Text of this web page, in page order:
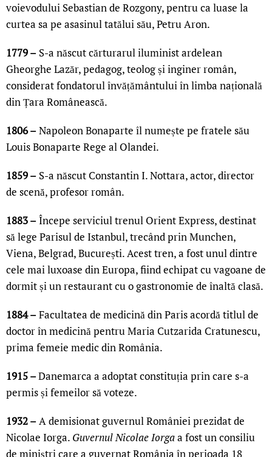
voievodului Sebastian de Rozgony, pentru ca luase la
curtea sa pe asasinul tatălui său, Petru Aron.
1779 – S-a născut cărturarul iluminist ardelean
Gheorghe Lazăr, pedagog, teolog și inginer român,
considerat fondatorul învățământului în limba națională
din Țara Românească.
1806 –Napoleon Bonaparte îl numește pe fratele său
Louis Bonaparte Rege al Olandei.
1859 – S-a născut Constantin I. Nottara, actor, director
de scenă, profesor român.
1883 –Începe serviciul trenul Orient Express, destinat
să lege Parisul de Istanbul, trecând prin Munchen,
Viena, Belgrad, București. Acest tren, a fost unul dintre
cele mai luxoase din Europa, fiind echipat cu vagoane de
dormit și un restaurant cu o gastronomie de înaltă clasă.
1884 –Facultatea de medicină din Paris acordă titlul de
doctor în medicină pentru Maria Cutzarida Cratunescu,
prima femeie medic din România.
1915 –Danemarca a adoptat constituția prin care s-a
permis și femeilor să voteze.
1932 –A demisionat guvernul României prezidat de
Nicolae Iorga. Guvernul Nicolae Iorgaa fost un consiliu
de miniștri care a guvernat România în perioada 18